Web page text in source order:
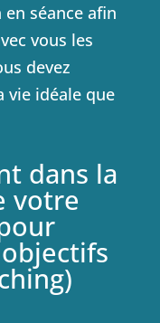
séance afin
vous les
devez
vie idéale que
dans la
votre